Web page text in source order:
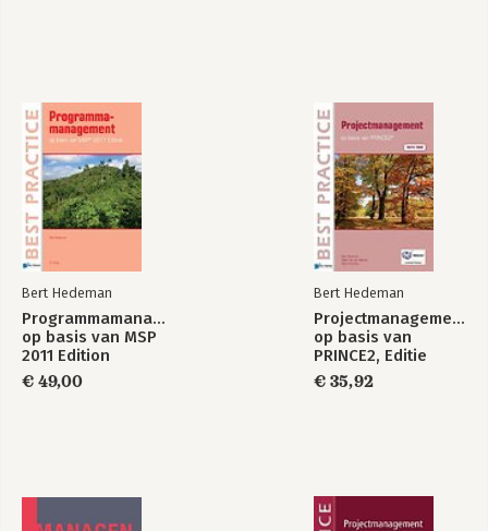
Appendix C Example product-based planning 141
Appendix D Glossary 145
About the authors 157
Bert Hedeman
Programmamanagement
op basis van MSP
2011 Edition
€ 49,00
Bert Hedeman
Projectmanagement
op basis van
PRINCE2, Editie
2009
€ 35,92